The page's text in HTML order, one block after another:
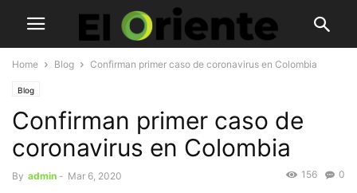
Home Blog Confirman primer caso de coronavirus en Colombia
Blog
Confirman primer caso de
coronavirus en Colombia
By admin - Mar 6, 2020 0
156